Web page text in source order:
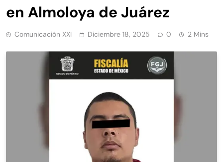
en Almoloya de Juárez
Comunicación XXI Diciembre 18, 2025 0 2 Mins